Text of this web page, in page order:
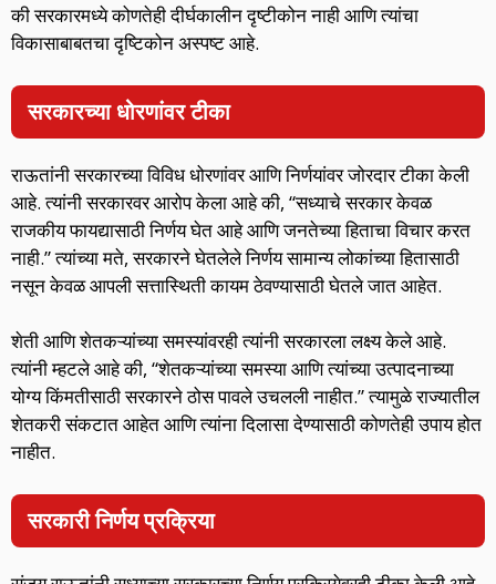
की सरकारमध्ये कोणतेही दीर्घकालीन दृष्टीकोन नाही आणि त्यांचा
विकासाबाबतचा दृष्टिकोन अस्पष्ट आहे.
सरकारच्या धोरणांवर टीका
राऊतांनी सरकारच्या विविध धोरणांवर आणि निर्णयांवर जोरदार टीका केली
आहे. त्यांनी सरकारवर आरोप केला आहे की, “सध्याचे सरकार केवळ
राजकीय फायद्यासाठी निर्णय घेत आहे आणि जनतेच्या हिताचा विचार करत
नाही.” त्यांच्या मते, सरकारने घेतलेले निर्णय सामान्य लोकांच्या हितासाठी
नसून केवळ आपली सत्तास्थिती कायम ठेवण्यासाठी घेतले जात आहेत.
शेती आणि शेतकऱ्यांच्या समस्यांवरही त्यांनी सरकारला लक्ष्य केले आहे.
त्यांनी म्हटले आहे की, “शेतकऱ्यांच्या समस्या आणि त्यांच्या उत्पादनाच्या
योग्य किंमतीसाठी सरकारने ठोस पावले उचलली नाहीत.” त्यामुळे राज्यातील
शेतकरी संकटात आहेत आणि त्यांना दिलासा देण्यासाठी कोणतेही उपाय होत
नाहीत.
सरकारी निर्णय प्रक्रिया